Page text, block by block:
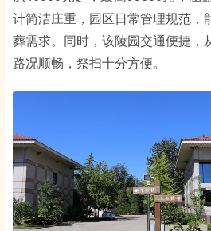
计简洁庄重，园区日常管理规范，
葬需求。同时，该陵园交通便捷，
路况顺畅，祭扫十分方便。